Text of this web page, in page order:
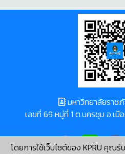
โดยการใช้เว็บไซต์ของ KPRU คุณ
มหาวิทยาลัยราช
เลขที่ 69 หมู่ที่ 1 ต.นครชุม อ.เ